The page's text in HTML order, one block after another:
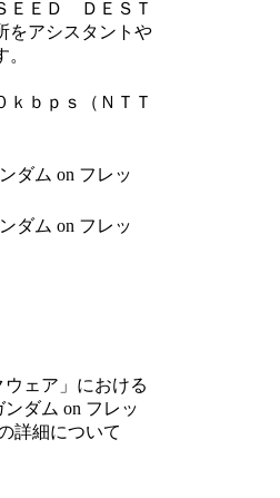
ＥＥＤ ＤＥＳＴ
をアシスタントや
ｂｐｓ（ＮＴＴ
ダム on フレッ
ダム on フレッ
ェア」における
ダム on フレッ
詳細について